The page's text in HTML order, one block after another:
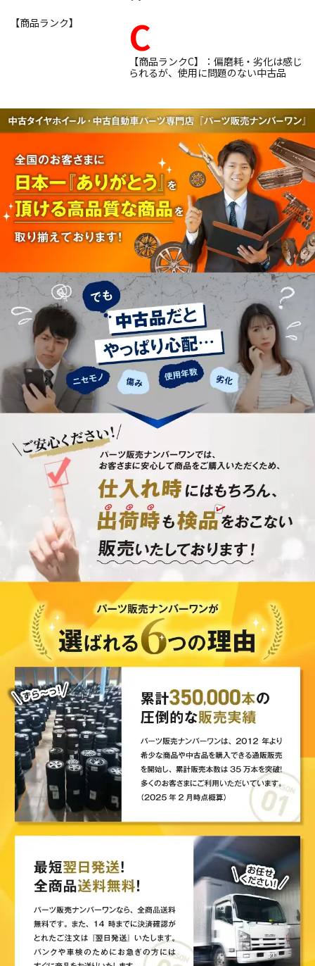
【商品ランク】
C
【商品ランクC】：偏磨耗・劣化は感じ
られるが、使用に問題のない中古品